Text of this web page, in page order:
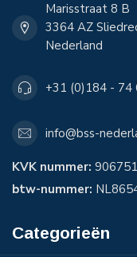
Marisstraat 8 B
3364 AZ
Nederland
+31 (0)184 - 74
info@bss-
KVK nummer:
btw-nummer:
Categorieën